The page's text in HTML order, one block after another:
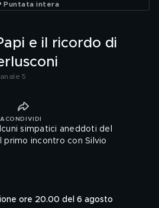
Puntata intera
e il ricordo di
5
CONDIVIDI
simpatici aneddoti del
primo incontro con Silvio
ore 20.00 del 6 agosto